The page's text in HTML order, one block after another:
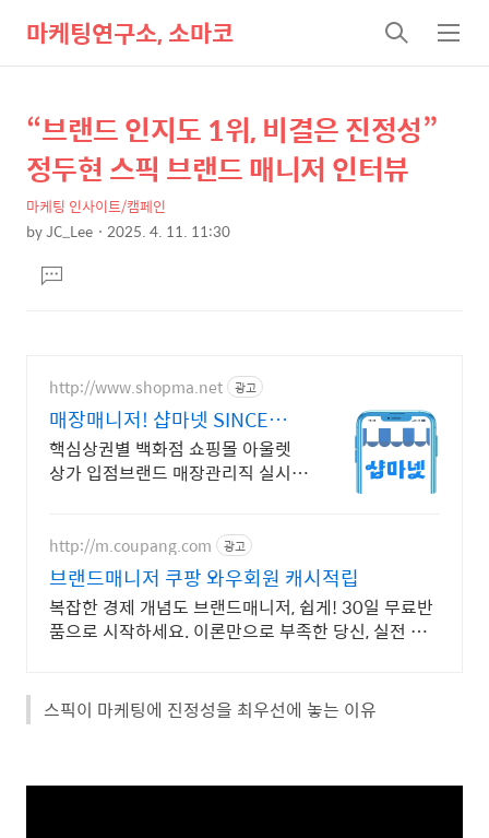
마케팅연구소, 소마코
검
색
메
뉴
상
세
컨
텐
본
제
목
“브랜드 인지도 1위, 비결은 진정성”
정두현 스픽 브랜드 매니저 인터뷰
마케팅 인사이트/캠페인
byJC_Lee 2025. 4. 11. 11:30
문댓
글
http://www.shopma.net 광고
매장매니저! 샵마넷 SINCE
2001
핵심상권별 백화점 쇼핑몰 아울렛
상가 입점브랜드 매장관리직 실시간
http://m.coupang.com 광고
브랜드매니저 쿠팡 와우회원 캐시적립
복잡한 경제 개념도 브랜드매니저, 쉽게! 30일 무료반
품으로 시작하세요. 이론만으로 부족한 당신, 실전 투
스픽이 마케팅에 진정성을 최우선에 놓는 이유